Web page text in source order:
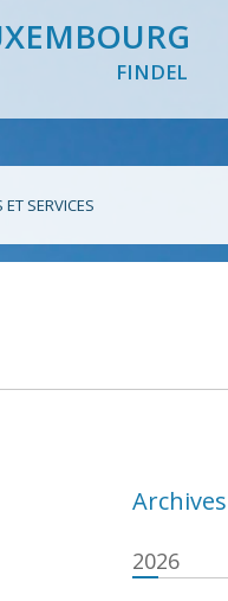
FINDEL
SERVICES
Archives
2026